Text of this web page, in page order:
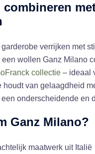
verrijken met
wollen Ganz Milano
collectie – ideaal
houdt van gelaagdheid
onderscheidende en
Ganz Milano?
maatwerk uit Italië